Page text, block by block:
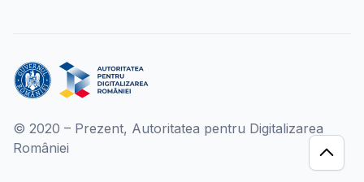
© 2020 – Prezent, Autoritatea pentru Digitalizarea
României